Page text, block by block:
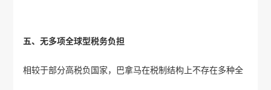
五、无多项全球型税务负担
相较于部分高税负国家，巴拿马在税制结构上不存在多种全